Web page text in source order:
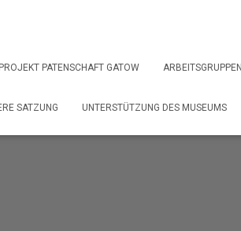
PROJEKT PATENSCHAFT GATOW ARBEITSGRUPPEN
SATZUNG UNTERSTÜTZUNG DES MUSEUMS